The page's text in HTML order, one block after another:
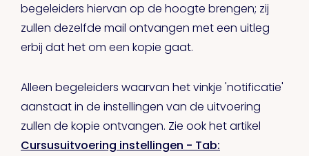
begeleiders hiervan op de hoogte brengen; zij
zullen dezelfde mail ontvangen met een uitleg
erbij dat het om een kopie gaat.
Alleen begeleiders waarvan het vinkje 'notificatie'
aanstaat in de instellingen van de uitvoering
zullen de kopie ontvangen. Zie ook het artikel
Cursusuitvoering instellingen - Tab: